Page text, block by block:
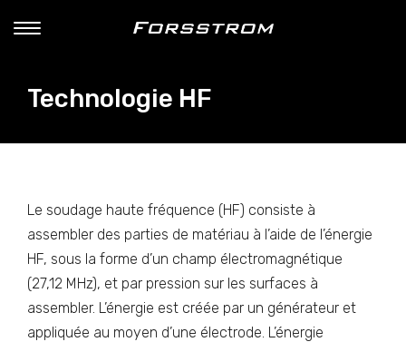
Technologie HF
Le soudage haute fréquence (HF) consiste à
assembler des parties de matériau à l’aide de l’énergie
HF, sous la forme d’un champ électromagnétique
(27,12 MHz), et par pression sur les surfaces à
assembler. L’énergie est créée par un générateur et
appliquée au moyen d’une électrode. L’énergie